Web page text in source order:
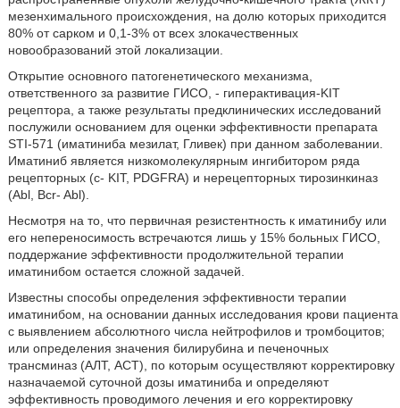
мезенхимального происхождения, на долю которых приходится
80% от сарком и 0,1-3% от всех злокачественных
новообразований этой локализации.
Открытие основного патогенетического механизма,
ответственного за развитие ГИСО, - гиперактивация-KIT
рецептора, а также результаты предклинических исследований
послужили основанием для оценки эффективности препарата
STI-571 (иматиниба мезилат, Гливек) при данном заболевании.
Иматиниб является низкомолекулярным ингибитором ряда
рецепторных (с- KIT, PDGFRA) и нерецепторных тирозинкиназ
(Abl, Bcr- Abl).
Несмотря на то, что первичная резистентность к иматинибу или
его непереносимость встречаются лишь у 15% больных ГИСО,
поддержание эффективности продолжительной терапии
иматинибом остается сложной задачей.
Известны способы определения эффективности терапии
иматинибом, на основании данных исследования крови пациента
с выявлением абсолютного числа нейтрофилов и тромбоцитов;
или определения значения билирубина и печеночных
трансминаз (АЛТ, ACT), по которым осуществляют корректировку
назначаемой суточной дозы иматиниба и определяют
эффективность проводимого лечения и его корректировку